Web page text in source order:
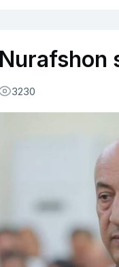
3230